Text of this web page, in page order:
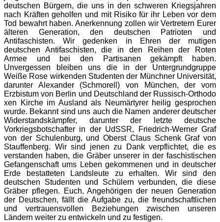
deutschen Bürgern, die uns in den schweren Kriegsjahren
nach Kräften geholfen und mit Risiko für ihr Leben vor dem
Tod bewahrt haben. Anerkennung zollen wir Vertretern Eurer
älteren Generation, den deutschen Patrioten und
Antifaschisten. Wir gedenken in Ehren der mutigen
deutschen Antifaschisten, die in den Reihen der Roten
Armee und bei den Partisanen gekämpft haben.
Unvergessen bleiben uns die in der Untergrundgruppe
Weiße Rose wirkenden Studenten der Münchner Universität,
darunter Alexander (Schmorell) von München, der vom
Erzbistum von Berlin und Deutschland der Russisch-Orthodo
xen Kirche im Ausland als Neumärtyrer heilig gesprochen
wurde. Bekannt sind uns auch die Namen anderer deutscher
Widerstandskämpfer, darunter der letzte deutsche
Vorkriegsbotschafter in der UdSSR, Friedrich-Werner Graf
von der Schulenburg, und Oberst Claus Schenk Graf von
Stauffenberg. Wir sind jenen zu Dank verpflichtet, die es
verstanden haben, die Gräber unserer in der faschistischen
Gefangenschaft ums Leben gekommenen und in deutscher
Erde bestatteten Landsleute zu erhalten. Wir sind den
deutschen Studenten und Schülern verbunden, die diese
Gräber pflegen. Euch, Angehörigen der neuen Generation
der Deutschen, fällt die Aufgabe zu, die freundschaftlichen
und vertrauensvollen Beziehungen zwischen unseren
Ländern weiter zu entwickeln und zu festigen.